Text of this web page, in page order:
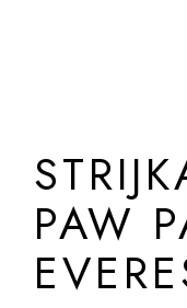
PAW